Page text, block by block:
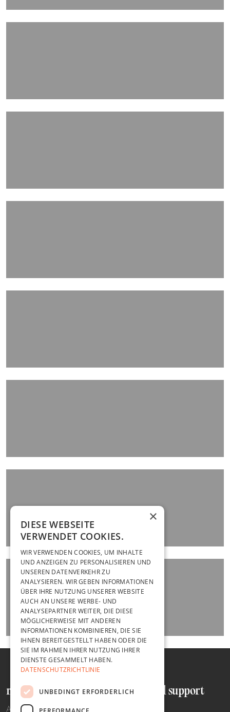
recht und ordnung
AGB
hilfe und support
×
DIESE WEBSEITE
VERWENDET COOKIES.
WIR VERWENDEN COOKIES, UM INHALTE
UND ANZEIGEN ZU PERSONALISIEREN UND
UNSEREN DATENVERKEHR ZU
ANALYSIEREN. WIR GEBEN INFORMATIONEN
ÜBER IHRE NUTZUNG UNSERER WEBSITE
AUCH AN UNSERE WERBE- UND
ANALYSEPARTNER WEITER, DIE DIESE
MÖGLICHERWEISE MIT ANDEREN
INFORMATIONEN KOMBINIEREN, DIE SIE
IHNEN BEREITGESTELLT HABEN ODER DIE
SIE IM RAHMEN IHRER NUTZUNG IHRER
DIENSTE GESAMMELT HABEN.
DATENSCHUTZRICHTLINIE
UNBEDINGT ERFORDERLICH